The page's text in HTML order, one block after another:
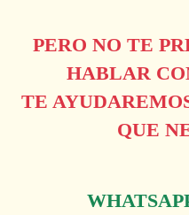
PERO NO TE
HABLAR
TE
QUE